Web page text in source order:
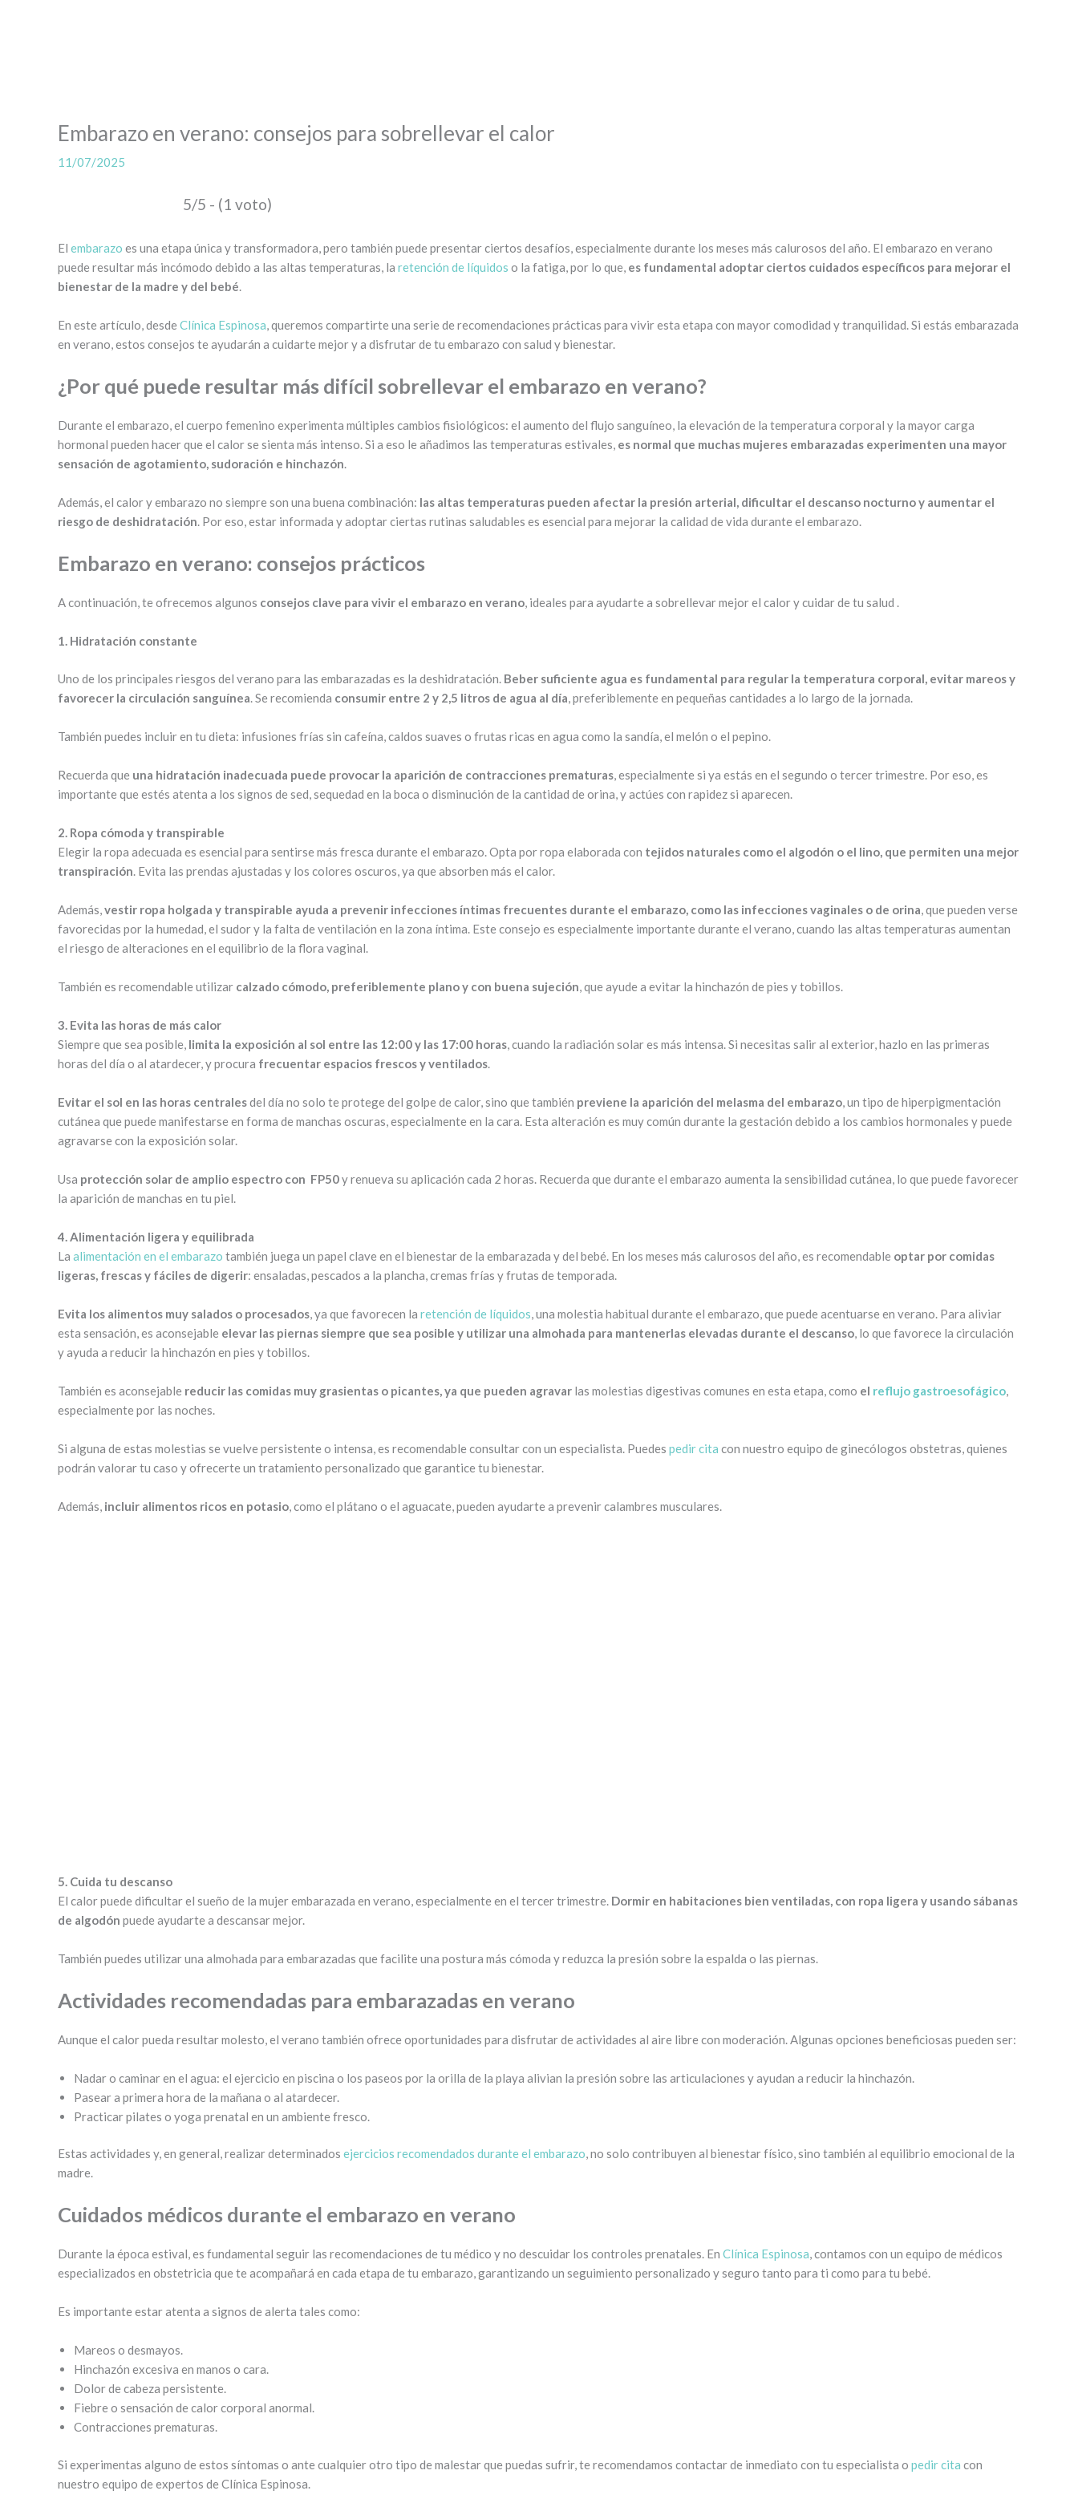
Embarazo en verano: consejos para sobrellevar el calor
11/07/2025
5/5 - (1 voto)
El embarazo es una etapa única y transformadora, pero también puede presentar ciertos desafíos, especialmente durante los meses más calurosos del año. El embarazo en verano
puede resultar más incómodo debido a las altas temperaturas, la retención de líquidos o la fatiga, por lo que, es fundamental adoptar ciertos cuidados específicos para mejorar el
bienestar de la madre y del bebé.
En este artículo, desde Clínica Espinosa, queremos compartirte una serie de recomendaciones prácticas para vivir esta etapa con mayor comodidad y tranquilidad. Si estás embarazada
en verano, estos consejos te ayudarán a cuidarte mejor y a disfrutar de tu embarazo con salud y bienestar.
¿Por qué puede resultar más difícil sobrellevar el embarazo en verano?
Durante el embarazo, el cuerpo femenino experimenta múltiples cambios fisiológicos: el aumento del flujo sanguíneo, la elevación de la temperatura corporal y la mayor carga
hormonal pueden hacer que el calor se sienta más intenso. Si a eso le añadimos las temperaturas estivales, es normal que muchas mujeres embarazadas experimenten una mayor
sensación de agotamiento, sudoración e hinchazón.
Además, el calor y embarazo no siempre son una buena combinación: las altas temperaturas pueden afectar la presión arterial, dificultar el descanso nocturno y aumentar el
riesgo de deshidratación. Por eso, estar informada y adoptar ciertas rutinas saludables es esencial para mejorar la calidad de vida durante el embarazo.
Embarazo en verano: consejos prácticos
A continuación, te ofrecemos algunos consejos clave para vivir el embarazo en verano, ideales para ayudarte a sobrellevar mejor el calor y cuidar de tu salud .
1. Hidratación constante
Uno de los principales riesgos del verano para las embarazadas es la deshidratación. Beber suficiente agua es fundamental para regular la temperatura corporal, evitar mareos y
favorecer la circulación sanguínea . Se recomienda consumir entre 2 y 2,5 litros de agua al día , preferiblemente en pequeñas cantidades a lo largo de la jornada.
También puedes incluir en tu dieta: infusiones frías sin cafeína, caldos suaves o frutas ricas en agua como la sandía, el melón o el pepino.
Recuerda que una hidratación inadecuada puede provocar la aparición de contracciones prematuras , especialmente si ya estás en el segundo o tercer trimestre. Por eso, es
importante que estés atenta a los signos de sed, sequedad en la boca o disminución de la cantidad de orina, y actúes con rapidez si aparecen.
2. Ropa cómoda y transpirable
Elegir la ropa adecuada es esencial para sentirse más fresca durante el embarazo. Opta por ropa elaborada con tejidos naturales como el algodón o el lino, que permiten una mejor
transpiración . Evita las prendas ajustadas y los colores oscuros, ya que absorben más el calor.
Además, vestir ropa holgada y transpirable ayuda a prevenir infecciones íntimas frecuentes durante el embarazo, como las infecciones vaginales o de orina , que pueden verse
favorecidas por la humedad, el sudor y la falta de ventilación en la zona íntima. Este consejo es especialmente importante durante el verano, cuando las altas temperaturas aumentan
el riesgo de alteraciones en el equilibrio de la flora vaginal.
También es recomendable utilizar calzado cómodo, preferiblemente plano y con buena sujeción , que ayude a evitar la hinchazón de pies y tobillos.
3. Evita las horas de más calor
Siempre que sea posible, limita la exposición al sol entre las 12:00 y las 17:00 horas , cuando la radiación solar es más intensa. Si necesitas salir al exterior, hazlo en las primeras
horas del día o al atardecer, y procura frecuentar espacios frescos y ventilados
Evitar el sol en las horas centralesdel día no solo te protege del golpe de calor, sino que también previene la aparición del melasma del embarazo , un tipo de hiperpigmentación
cutánea que puede manifestarse en forma de manchas oscuras, especialmente en la cara. Esta alteración es muy común durante la gestación debido a los cambios hormonales y puede
agravarse con la exposición solar.
Usa protección solar de amplio espectro con FP50y renueva su aplicación cada 2 horas. Recuerda que durante el embarazo aumenta la sensibilidad cutánea, lo que puede favorecer
la aparición de manchas en tu piel.
4. Alimentación ligera y equilibrada
La alimentación en el embarazo también juega un papel clave en el bienestar de la embarazada y del bebé. En los meses más calurosos del año, es recomendable optar por comidas
ligeras, frescas y fáciles de digerir: ensaladas, pescados a la plancha, cremas frías y frutas de temporada.
Evita los alimentos muy salados o procesados , ya que favorecen la retención de líquidos , una molestia habitual durante el embarazo, que puede acentuarse en verano. Para aliviar
esta sensación, es aconsejable elevar las piernas siempre que sea posible y utilizar una almohada para mantenerlas elevadas durante el descanso , lo que favorece la circulación
y ayuda a reducir la hinchazón en pies y tobillos.
También es aconsejable reducir las comidas muy grasientas o picantes, ya que pueden agravar las molestias digestivas comunes en esta etapa, como el reflujo gastroesofágico
especialmente por las noches.
Si alguna de estas molestias se vuelve persistente o intensa, es recomendable consultar con un especialista. Puedes pedir cita con nuestro equipo de ginecólogos obstetras, quienes
podrán valorar tu caso y ofrecerte un tratamiento personalizado que garantice tu bienestar.
Además, incluir alimentos ricos en potasio , como el plátano o el aguacate, pueden ayudarte a prevenir calambres musculares.
5. Cuida tu descanso
El calor puede dificultar el sueño de la mujer embarazada en verano, especialmente en el tercer trimestre. Dormir en habitaciones bien ventiladas, con ropa ligera y usando sábanas
de algodón puede ayudarte a descansar mejor.
También puedes utilizar una almohada para embarazadas que facilite una postura más cómoda y reduzca la presión sobre la espalda o las piernas.
Actividades recomendadas para embarazadas en verano
Aunque el calor pueda resultar molesto, el verano también ofrece oportunidades para disfrutar de actividades al aire libre con moderación. Algunas opciones beneficiosas pueden ser:
Nadar o caminar en el agua: el ejercicio en piscina o los paseos por la orilla de la playa alivian la presión sobre las articulaciones y ayudan a reducir la hinchazón.
Pasear a primera hora de la mañana o al atardecer.
Practicar pilates o yoga prenatal en un ambiente fresco.
Estas actividades y, en general, realizar determinados ejercicios recomendados durante el embarazo, no solo contribuyen al bienestar físico, sino también al equilibrio emocional de la
madre.
Cuidados médicos durante el embarazo en verano
Durante la época estival, es fundamental seguir las recomendaciones de tu médico y no descuidar los controles prenatales. En Clínica Espinosa, contamos con un equipo de médicos
especializados en obstetricia que te acompañará en cada etapa de tu embarazo, garantizando un seguimiento personalizado y seguro tanto para ti como para tu bebé.
Es importante estar atenta a signos de alerta tales como:
Mareos o desmayos.
Hinchazón excesiva en manos o cara.
Dolor de cabeza persistente.
Fiebre o sensación de calor corporal anormal.
Contracciones prematuras.
Si experimentas alguno de estos síntomas o ante cualquier otro tipo de malestar que puedas sufrir, te recomendamos contactar de inmediato con tu especialista o pedir cita con
nuestro equipo de expertos de Clínica Espinosa.